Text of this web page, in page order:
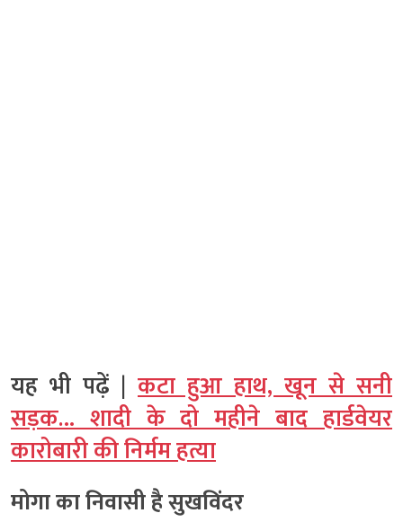
यह भी पढ़ें | कटा हुआ हाथ, खून से सनी
सड़क… शादी के दो महीने बाद हार्डवेयर
कारोबारी की निर्मम हत्या
मोगा का निवासी है सुखविंदर